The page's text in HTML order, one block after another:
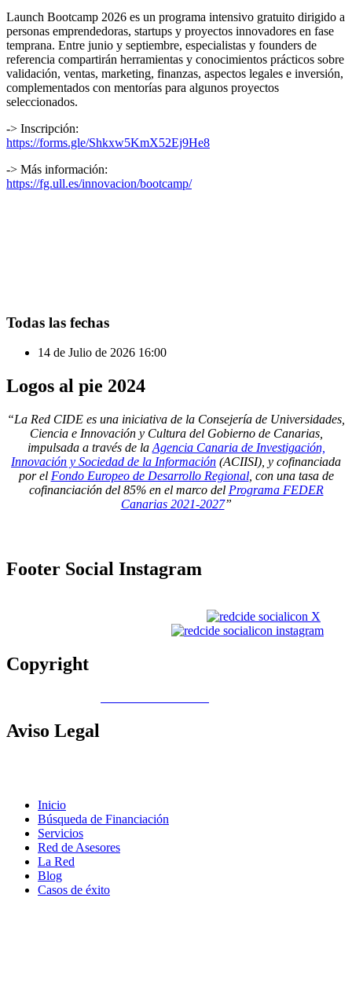
Launch Bootcamp 2026 es un programa intensivo gratuito dirigido a
personas emprendedoras, startups y proyectos innovadores en fase
temprana. Entre junio y septiembre, especialistas y founders de
referencia compartirán herramientas y conocimientos prácticos sobre
validación, ventas, marketing, finanzas, aspectos legales e inversión,
complementados con mentorías para algunos proyectos
seleccionados.
-> Inscripción:
https://forms.gle/Shkxw5KmX52Ej9He8
-> Más información:
https://fg.ull.es/innovacion/bootcamp/
Todas las fechas
14 de Julio de 2026 16:00
Logos al pie 2024
“La Red CIDE es una iniciativa de la Consejería de Universidades,
Ciencia e Innovación y Cultura del Gobierno de Canarias,
impulsada a través de la Agencia Canaria de Investigación,
Innovación y Sociedad de la Información (ACIISI), y cofinanciada
por el Fondo Europeo de Desarrollo Regional, con una tasa de
cofinanciación del 85% en el marco del Programa FEDER
Canarias 2021-2027”
Footer Social Instagram
Copyright
Aviso Legal
Inicio
Búsqueda de Financiación
Servicios
Red de Asesores
La Red
Blog
Casos de éxito